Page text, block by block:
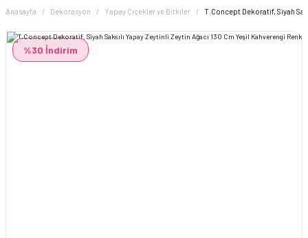
Anasayfa Dekorasyon Yapay Çiçekler ve Bitkiler T.Concept Dekoratif, Siyah
%30 İndirim